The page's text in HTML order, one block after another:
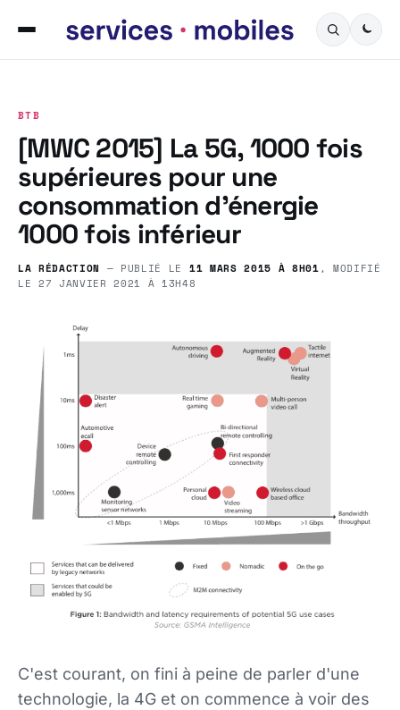
BTB
[MWC 2015] La 5G, 1000 fois
supérieures pour une
consommation d’énergie
1000 fois inférieur
LA RÉDACTION — PUBLIÉ LE 11 MARS 2015 À 8H01, MODIFIÉ
LE27 JANVIER 2021 À 13H48
C'est courant, on fini à peine de parler d'une
technologie, la 4G et on commence à voir des